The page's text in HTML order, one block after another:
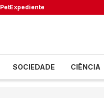
PetExpediente
SOCIEDADE CIÊNCIA